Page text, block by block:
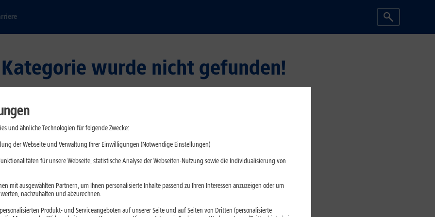
wurde nicht gefunden!
Ursachen haben:
und ähnliche Technologien für folgende Zwecke:
der Webseite und Verwaltung Ihrer Einwilligungen (Notwendige Einstellungen)
für unsere Webseite, statistische Analyse der Webseiten-Nutzung sowie die Individualisierung von
mit ausgewählten Partnern, um Ihnen personalisierte Inhalte passend zu Ihren Interessen anzuzeigen oder um
nachzuhalten und abzurechnen.
Produkt- und Serviceangeboten auf unserer Seite und auf Seiten von Dritten (personalisierte